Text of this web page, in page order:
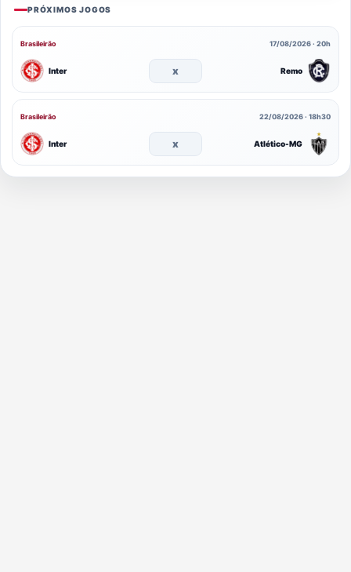
PRÓXIMOS JOGOS
Brasileirão 17/08/2026 · 20h
Inter x Remo
Brasileirão 22/08/2026 · 18h30
Inter x Atlético-MG